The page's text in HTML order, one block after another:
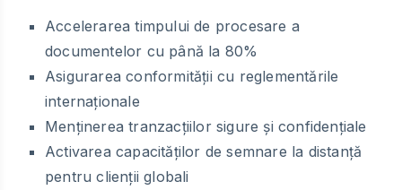
Accelerarea timpului de procesare a
documentelor cu până la 80%
Asigurarea conformității cu reglementările
internaționale
Menținerea tranzacțiilor sigure și confidențiale
Activarea capacităților de semnare la distanță
pentru clienții globali